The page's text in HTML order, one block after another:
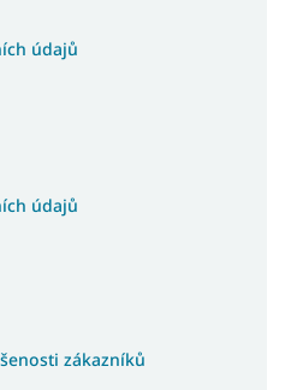
údajů
údajů
zákazníků